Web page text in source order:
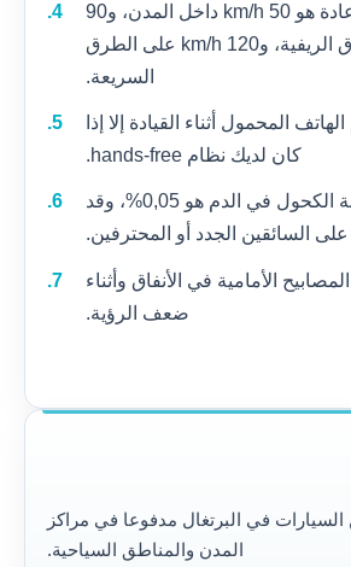
حد السرعة عادة هو 50 km/h داخل المدن، و90
km/h على الطرق الريفية، و120 km/h على الطرق
السريعة.
المحمول أثناء القيادة إلا إذا
كان لديك نظام hands-free.
الحد القانوني لنسبة الكحول في الدم هو 0,05%، وقد
السائقين الجدد أو المحترفين.
الأمامية في الأنفاق وأثناء
ضعف الرؤية.
في البرتغال مدفوعا في مراكز
المدن والمناطق السياحية.